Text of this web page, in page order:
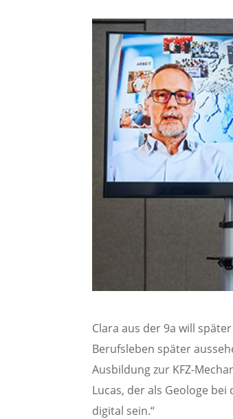
Clara aus der 9a will
Berufsleben später
Ausbildung zur KFZ-
Lucas, der als Geologe
digital sein.“